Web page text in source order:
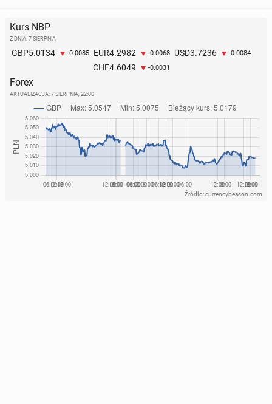
Kurs NBP
Z DNIA: 7 SIERPNIA
GBP5.0134 -0.0085 EUR4.2982 -0.0068 USD3.7236 -0.0084
CHF4.6049 -0.0031
Forex
AKTUALIZACJA: 7 SIERPNIA, 22:00
Źródło: currencybeacon.com